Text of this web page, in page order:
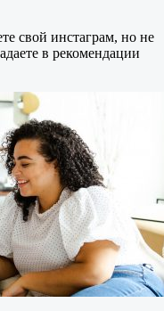
свой инстаграм, но не
в рекомендации